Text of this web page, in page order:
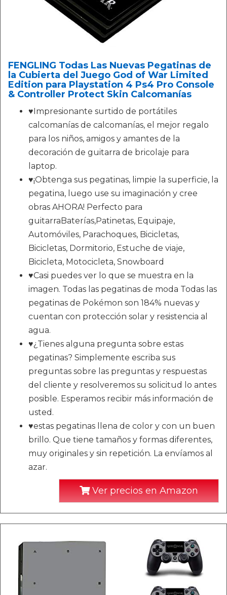
FENGLING Todas Las Nuevas Pegatinas de
la Cubierta del Juego God of War Limited
Edition para Playstation 4 Ps4 Pro Console
& Controller Protect Skin Calcomanías
♥Impresionante surtido de portátiles
calcomanías de calcomanías, el mejor regalo
para los niños, amigos y amantes de la
decoración de guitarra de bricolaje para
laptop.
♥¡Obtenga sus pegatinas, limpie la superficie, la
pegatina, luego use su imaginación y cree
obras AHORA! Perfecto para
guitarraBaterías,Patinetas, Equipaje,
Automóviles, Parachoques, Bicicletas,
Bicicletas, Dormitorio, Estuche de viaje,
Bicicleta, Motocicleta, Snowboard
♥Casi puedes ver lo que se muestra en la
imagen. Todas las pegatinas de moda Todas las
pegatinas de Pokémon son 184% nuevas y
cuentan con protección solar y resistencia al
agua.
♥¿Tienes alguna pregunta sobre estas
pegatinas? Simplemente escriba sus
preguntas sobre las preguntas y respuestas
del cliente y resolveremos su solicitud lo antes
posible. Esperamos recibir más información de
usted.
♥estas pegatinas llena de color y con un buen
brillo. Que tiene tamaños y formas diferentes,
muy originales y sin repetición. La envíamos al
azar.
Ver precios en Amazon